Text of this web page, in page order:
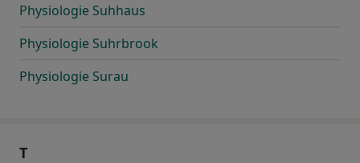
Physiologie Suhhaus
Physiologie Suhrbrook
Physiologie Surau
T